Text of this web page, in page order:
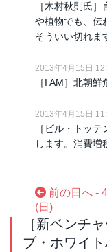
［木村秋則氏
や植物でも、伝
そういい切れま
2013年4月15日
［I AM］北朝鮮
2013年4月15日
［ビル・トッ
します。消費増
前の日へ -
(日)
［新ベンチ
ブ・ホワイ